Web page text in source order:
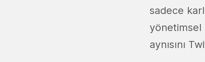
sadece
yönetimsel
aynısını